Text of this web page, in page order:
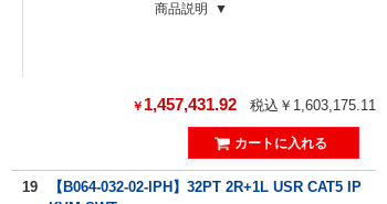
商品説明
￥ 1,457,431.92 税込￥1,603,175.11
19
【B064-032-02-IPH】32PT 2R+1L USR CAT5 IP